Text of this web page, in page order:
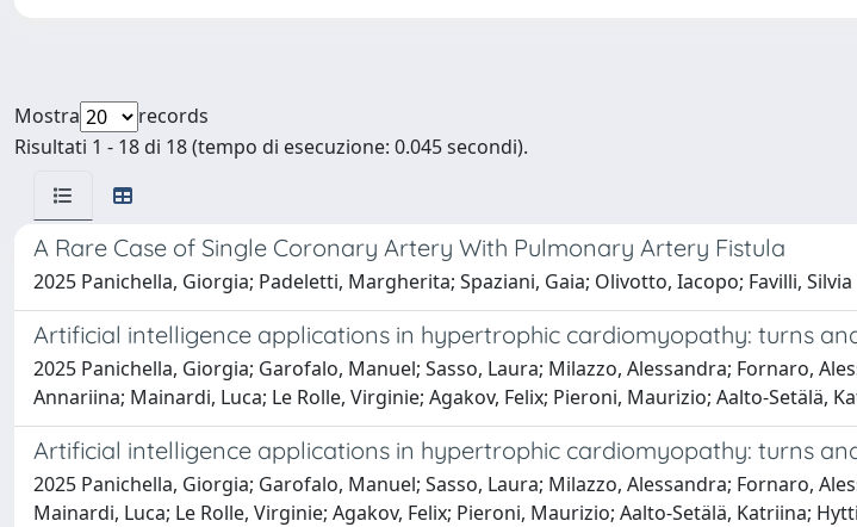
Mostra
records
Risultati 1 - 18 di 18 (tempo di esecuzione: 0.045 secondi).
A Rare Case of Single Coronary Artery With Pulmonary Artery Fistula
2025 Panichella, Giorgia; Padeletti, Margherita; Spaziani, Gaia; Olivotto, Iacopo; Favilli, Silvia
Artificial intelligence applications in hypertrophic cardiomyopathy: turns
2025 Panichella, Giorgia; Garofalo, Manuel; Sasso, Laura; Milazzo, Alessandra; Fornaro,
Annariina; Mainardi, Luca; Le Rolle, Virginie; Agakov, Felix; Pieroni, Maurizio; Aalto-Setälä,
Artificial intelligence applications in hypertrophic cardiomyopathy: turns
2025 Panichella, Giorgia; Garofalo, Manuel; Sasso, Laura; Milazzo, Alessandra; Fornaro,
Mainardi, Luca; Le Rolle, Virginie; Agakov, Felix; Pieroni, Maurizio; Aalto-Setälä, Katriina;